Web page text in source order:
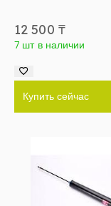
12 500 ₸
7 шт в наличии
Купить сейчас